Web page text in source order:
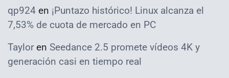
qp924 en ¡Puntazo histórico! Linux alcanza el
7,53% de cuota de mercado en PC
Taylor en Seedance 2.5 promete vídeos 4K y
generación casi en tiempo real